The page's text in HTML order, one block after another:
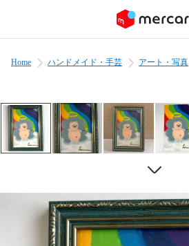
Home ハンドメイド・手芸 アート・写真